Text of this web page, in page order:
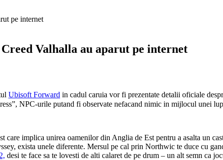
Creed Valhalla au aparut pe internet
Ubisoft Forward in cadul caruia vor fi prezentate detalii oficiale
NPC-urile putand fi observate nefacand nimic in mijlocul unei
care implica unirea oamenilor din Anglia de Est pentru a asalta un
exista unele diferente. Mersul pe cal prin Northwic te duce cu
desi te face sa te lovesti de alti calaret de pe drum – un alt semn ca